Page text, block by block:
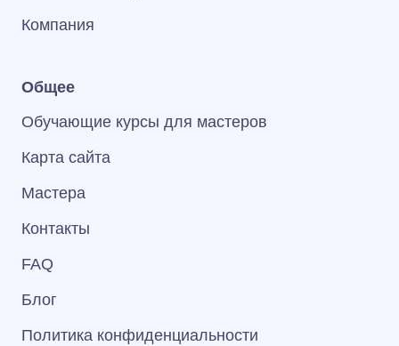
Компания
Общее
Обучающие курсы для мастеров
Карта сайта
Мастера
Контакты
FAQ
Блог
Политика конфиденциальности